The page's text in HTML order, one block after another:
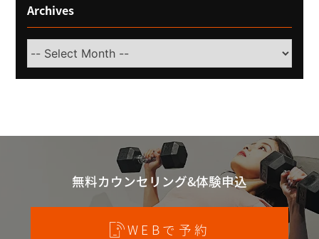
Archives
Select
Month
無料カウンセリング&体験申込
WEBで予約